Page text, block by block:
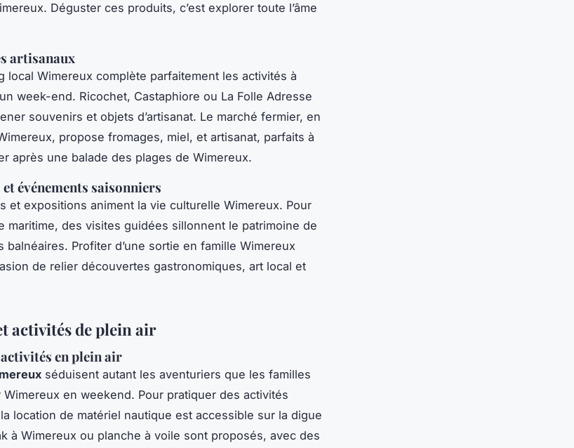
Déguster ces produits, c’est explorer toute l’âme
artisanaux
local Wimereux complète parfaitement les activités à
week-end. Ricochet, Castaphiore ou La Folle Adresse
souvenirs et objets d’artisanat. Le marché fermier, en
propose fromages, miel, et artisanat, parfaits à
après une balade des plages de Wimereux.
événements saisonniers
et expositions animent la vie culturelle Wimereux. Pour
maritime, des visites guidées sillonnent le patrimoine de
balnéaires. Profiter d’une sortie en famille Wimereux
de relier découvertes gastronomiques, art local et
activités de plein air
en plein air
séduisent autant les aventuriers que les familles
en weekend. Pour pratiquer des activités
location de matériel nautique est accessible sur la digue
à Wimereux ou planche à voile sont proposés, avec des